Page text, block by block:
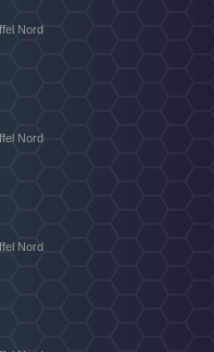
Nord
Nord
Nord